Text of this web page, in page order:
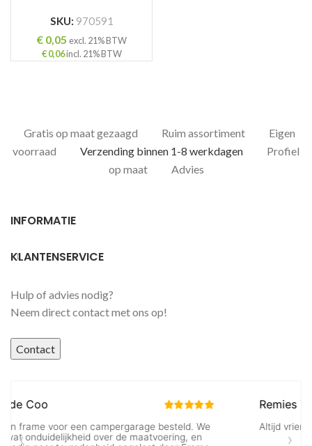
SKU: 970591
€0,05 excl. 21% BTW
€0,06incl. 21% BTW
Gratis op maat gezaagd Ruim assortiment
Eigen
voorraad
Verzending binnen 1-8 werkdagen
Profiel
op maat
Advies
INFORMATIE
KLANTENSERVICE
Hulp of advies nodig?
Neem direct contact met ons op!
Contact